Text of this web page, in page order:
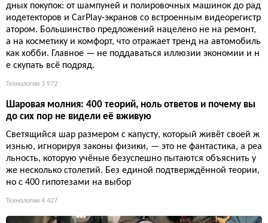
дных покупок: от шампуней и полировочных машинок до рад
иодетекторов и CarPlay-экранов со встроенным видеорегистр
атором. Большинство предложений нацелено не на ремонт,
а на косметику и комфорт, что отражает тренд на автомобиль
как хобби. Главное — не поддаваться иллюзии экономии и н
е скупать всё подряд.
Технологии 3 972
Шаровая молния: 400 теорий, ноль ответов и почему вы
до сих пор не видели её вживую
Светящийся шар размером с капусту, который живёт своей ж
изнью, игнорируя законы физики, — это не фантастика, а реа
льность, которую учёные безуспешно пытаются объяснить у
же несколько столетий. Без единой подтверждённой теории,
но с 400 гипотезами на выбор
Технологии 4 427